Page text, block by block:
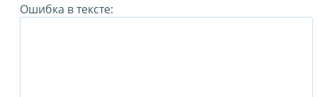
Ошибка в тексте: